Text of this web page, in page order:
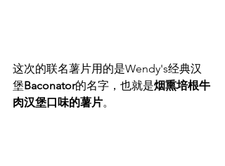
这次的联名薯片用的是Wendy's经典汉
堡Baconator的名字，也就是烟熏培根牛
肉汉堡口味的薯片。